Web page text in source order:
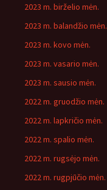
2023 m. birželio mėn.
2023 m. balandžio mėn.
2023 m. kovo mėn.
2023 m. vasario mėn.
2023 m. sausio mėn.
2022 m. gruodžio mėn.
2022 m. lapkričio mėn.
2022 m. spalio mėn.
2022 m. rugsėjo mėn.
2022 m. rugpjūčio mėn.